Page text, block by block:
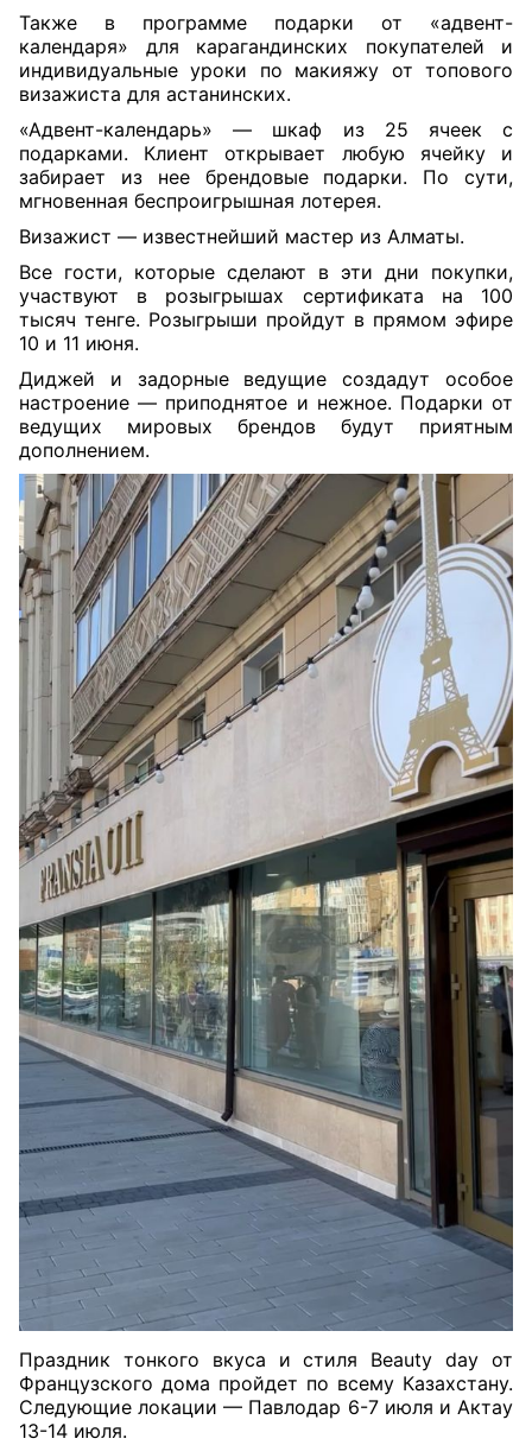
Также в программе подарки от «адвент-
календаря» для карагандинских покупателей и
индивидуальные уроки по макияжу от топового
визажиста для астанинских.
«Адвент-календарь» — шкаф из 25 ячеек с
подарками. Клиент открывает любую ячейку и
забирает из нее брендовые подарки. По сути,
мгновенная беспроигрышная лотерея.
Визажист — известнейший мастер из Алматы.
Все гости, которые сделают в эти дни покупки,
участвуют в розыгрышах сертификата на 100
тысяч тенге. Розыгрыши пройдут в прямом эфире
10 и 11 июня.
Диджей и задорные ведущие создадут особое
настроение — приподнятое и нежное. Подарки от
ведущих мировых брендов будут приятным
дополнением.
Праздник тонкого вкуса и стиля Beauty day от
Французского дома пройдет по всему Казахстану.
Следующие локации — Павлодар 6-7 июля и Актау
13-14 июля.